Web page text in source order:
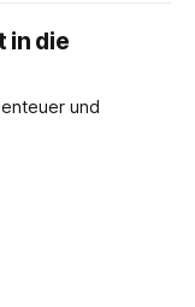
in die
und